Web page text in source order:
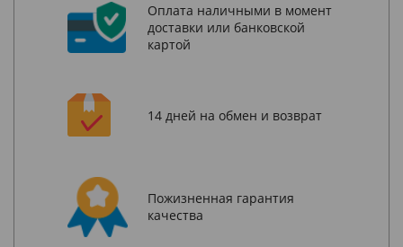
Оплата наличными в момент
доставки или банковской
картой
14 дней на обмен и возврат
Пожизненная гарантия
качества